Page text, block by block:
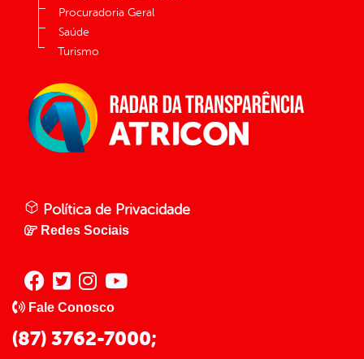
Procuradoria Geral
Saúde
Turismo
Política de Privacidade
Redes Sociais
Fale Conosco
(87) 3762-7000;